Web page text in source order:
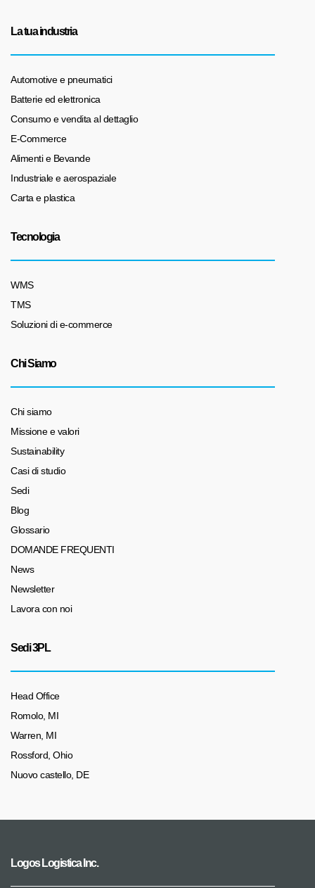
La tua industria
Automotive e pneumatici
Batterie ed elettronica
Consumo e vendita al dettaglio
E-Commerce
Alimenti e Bevande
Industriale e aerospaziale
Carta e plastica
Tecnologia
WMS
TMS
Soluzioni di e-commerce
Chi Siamo
Chi siamo
Missione e valori
Sustainability
Casi di studio
Sedi
Blog
Glossario
DOMANDE FREQUENTI
News
Newsletter
Lavora con noi
Sedi 3PL
Head Office
Romolo, MI
Warren, MI
Rossford, Ohio
Nuovo castello, DE
Logos Logistica Inc.